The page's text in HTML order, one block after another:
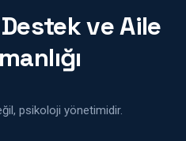
ve Aile
psikoloji yönetimidir.